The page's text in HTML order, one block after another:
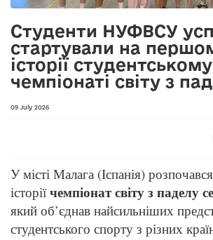
Студенти НУФВСУ
стартували на
історії студентському
чемпіонаті світу з
09 July 2026
У місті Малага (Іспанія)
історії чемпіонат світу з паделу
який об’єднав найсильніших
студентського спорту з різних